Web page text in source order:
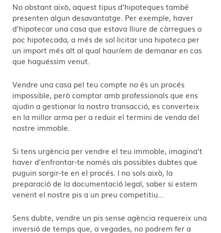
No obstant això, aquest tipus d’hipoteques també
presenten algun desavantatge. Per exemple, haver
d’hipotecar una casa que estava lliure de càrregues o
poc hipotecada, a més de sol·licitar una hipoteca per
un import més alt al qual hauríem de demanar en cas
que haguéssim venut.
Vendre una casa pel teu compte no és un procés
impossible, però comptar amb professionals que ens
ajudin a gestionar la nostra transacció, es converteix
en la millor arma per a reduir el termini de venda del
nostre immoble.
Si tens urgència per vendre el teu immoble, imagina’t
haver d’enfrontar-te només als possibles dubtes que
puguin sorgir-te en el procés. I no sols això, la
preparació de la documentació legal, saber si estem
venent el nostre pis a un preu competitiu…
Sens dubte, vendre un pis sense agència requereix una
inversió de temps que, a vegades, no podrem fer a